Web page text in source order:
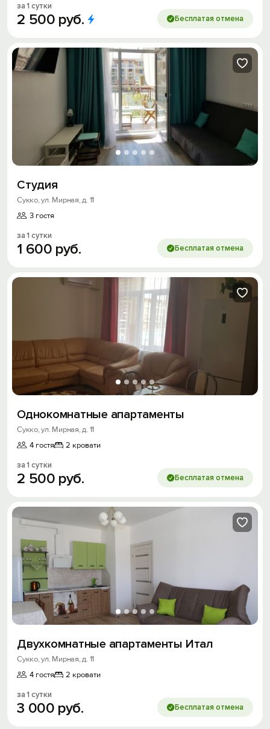
за 1 сутки
2 500 руб. Бесплатая отмена
Студия
Сукко, ул. Мирная, д. 11
3 гостя
за 1 сутки
1 600 руб. Бесплатая отмена
Однокомнатные апартаменты
Сукко, ул. Мирная, д. 11
4 гостя
2 кровати
за 1 сутки
2 500 руб. Бесплатая отмена
Двухкомнатные апартаменты Итал
Сукко, ул. Мирная, д. 11
4 гостя
2 кровати
за 1 сутки
3 000 руб. Бесплатая отмена